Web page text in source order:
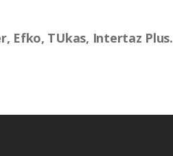
Efko, TUkas, Intertaz Plus.